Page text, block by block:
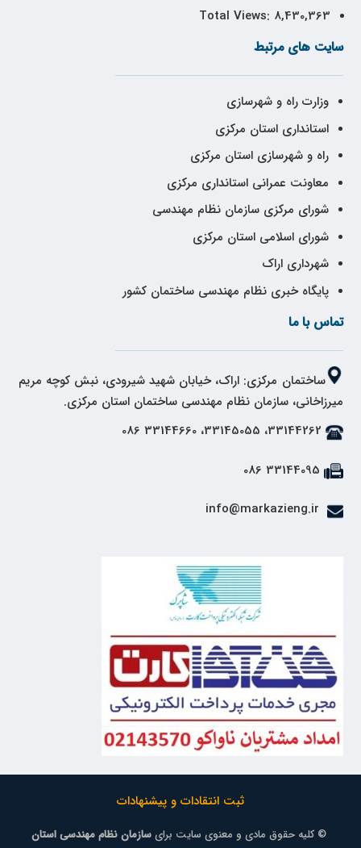
Total Views: 8,430,363
سایت های مرتبط
وزارت راه و شهرسازی
استانداری استان مرکزی
راه و شهرسازی استان مرکزی
معاونت عمرانی استانداری مرکزی
شورای مرکزی سازمان نظام مهندسی
شورای اسلامی استان مرکزی
شهرداری اراک
پایگاه خبری نظام مهندسی ساختمان کشور
تماس با ما
ساختمان مرکزی: اراک، خیابان شهید شیرودی، نبش کوچه مریم
میرزاخانی، سازمان نظام مهندسی ساختمان استان مرکزی.
33144262، 33145055، 33144660 086
33144095 086
ثبت انتقادات و پیشنهادات
© کلیه حقوق مادی و معنوی سایت برایسازمان نظام مهندسی استان